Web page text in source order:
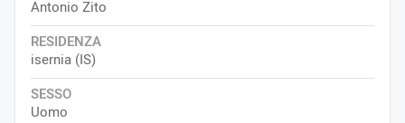
Antonio Zito
RESIDENZA
isernia (IS)
SESSO
Uomo